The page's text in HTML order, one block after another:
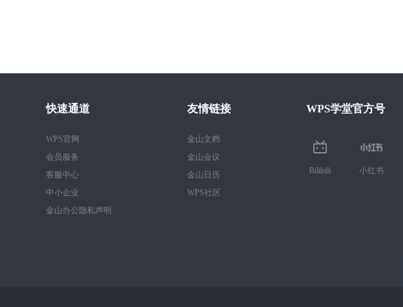
快速通道
WPS官网
会员服务
客服中心
中小企业
金山办公隐私声明
友情链接
金山文档
金山会议
金山日历
WPS社区
WPS学堂官方号
Bilibili 小红书